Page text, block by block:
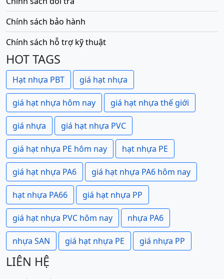
Chính sách bảo hành
Chính sách hỗ trợ kỹ thuật
HOT TAGS
Hạt nhựa PBT giá hạt nhựa
giá hạt nhựa hôm nay giá hạt nhựa thế giới
giá nhựa giá hạt nhựa PVC
giá hạt nhựa PE hôm nay hạt nhựa PE
giá hạt nhựa PA6 giá hạt nhựa PA6 hôm nay
hạt nhựa PA66 giá hạt nhựa PP
giá hạt nhựa PVC hôm nay nhựa PA6
nhựa SAN giá hạt nhựa PE giá nhựa PP
LIÊN HỆ